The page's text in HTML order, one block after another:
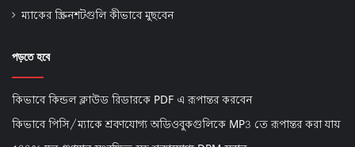
ম্যাকের স্ক্রিনশটগুলি কীভাবে মুছবেন
পড়তে হবে
কিভাবে কিন্ডল ক্লাউড রিডারকে PDF এ রূপান্তর করবেন
কিভাবে পিসি/ম্যাকে শ্রবণযোগ্য অডিওবুকগুলিকে MP3 তে রূপান্তর করা যায়